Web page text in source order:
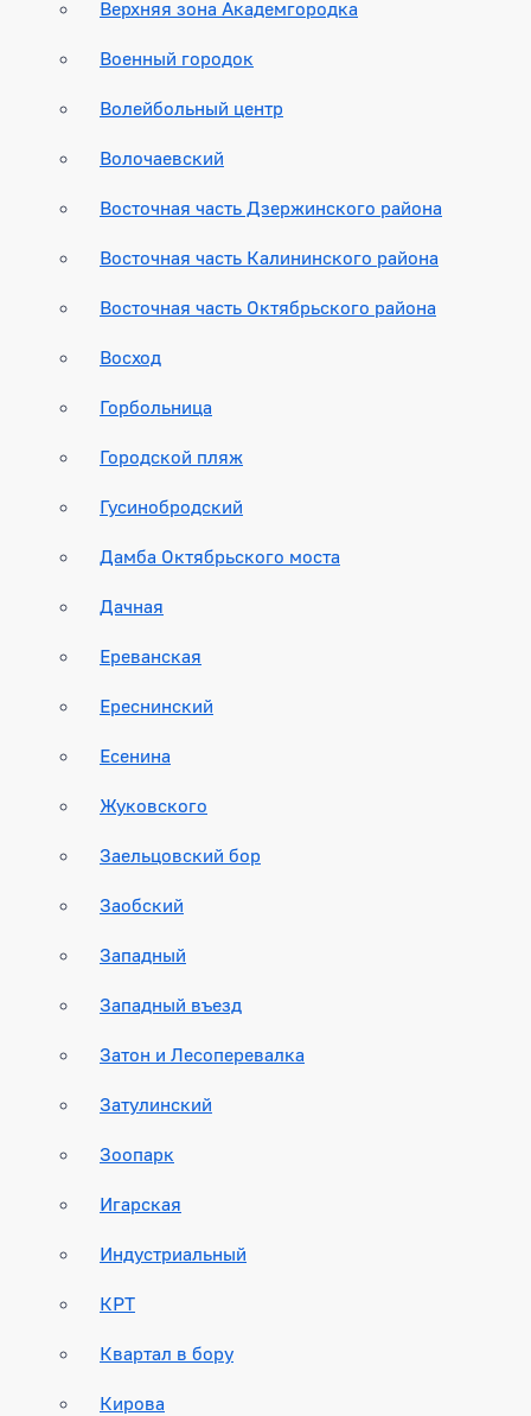
Верхняя зона Академгородка
Военный городок
Волейбольный центр
Волочаевский
Восточная часть Дзержинского района
Восточная часть Калининского района
Восточная часть Октябрьского района
Восход
Горбольница
Городской пляж
Гусинобродский
Дамба Октябрьского моста
Дачная
Ереванская
Ереснинский
Есенина
Жуковского
Заельцовский бор
Заобский
Западный
Западный въезд
Затон и Лесоперевалка
Затулинский
Зоопарк
Игарская
Индустриальный
КРТ
Квартал в бору
Кирова